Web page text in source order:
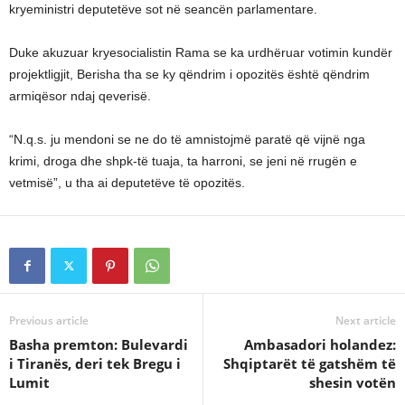
kryeministri deputetëve sot në seancën parlamentare.
Duke akuzuar kryesocialistin Rama se ka urdhëruar votimin kundër
projektligjit, Berisha tha se ky qëndrim i opozitës është qëndrim
armiqësor ndaj qeverisë.
“N.q.s. ju mendoni se ne do të amnistojmë paratë që vijnë nga
krimi, droga dhe shpk-të tuaja, ta harroni, se jeni në rrugën e
vetmisë”, u tha ai deputetëve të opozitës.
Previous article
Basha premton: Bulevardi
i Tiranës, deri tek Bregu i
Lumit
Next article
Ambasadori holandez:
Shqiptarët të gatshëm të
shesin votën